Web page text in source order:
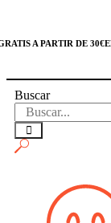
A PARTIR DE 30€
Buscar